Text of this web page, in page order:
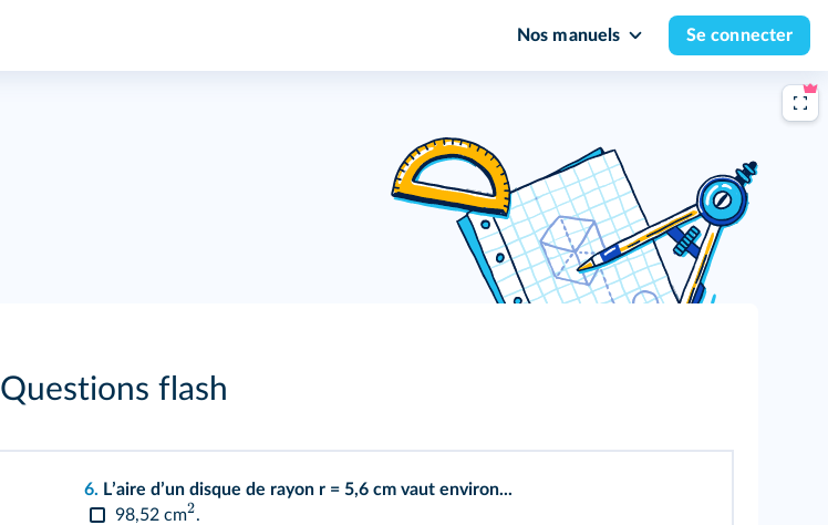
Nos manuels Se connecter
Questions flash
6. Lʼaire dʼun disque de rayon r = 5,6 cm vaut environ...
98,52 cm2.